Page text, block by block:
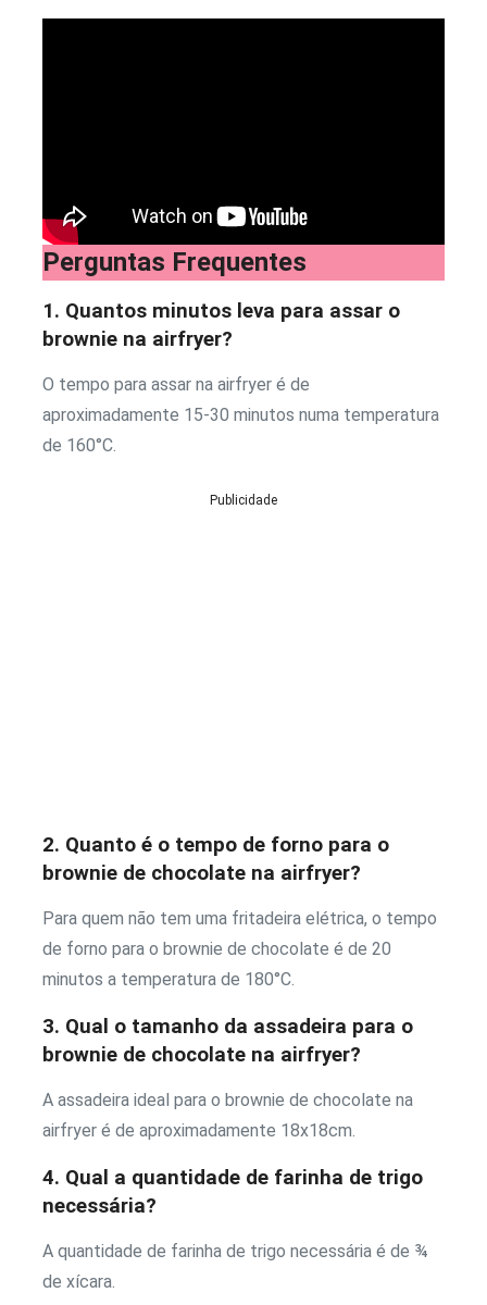
Perguntas Frequentes
1. Quantos minutos leva para assar o
brownie na airfryer?
O tempo para assar na airfryer é de
aproximadamente 15-30 minutos numa temperatura
de 160°C.
Publicidade
2. Quanto é o tempo de forno para o
brownie de chocolate na airfryer?
Para quem não tem uma fritadeira elétrica, o tempo
de forno para o brownie de chocolate é de 20
minutos a temperatura de 180°C.
3. Qual o tamanho da assadeira para o
brownie de chocolate na airfryer?
A assadeira ideal para o brownie de chocolate na
airfryer é de aproximadamente 18x18cm.
4. Qual a quantidade de farinha de trigo
necessária?
A quantidade de farinha de trigo necessária é de ¾
de xícara.